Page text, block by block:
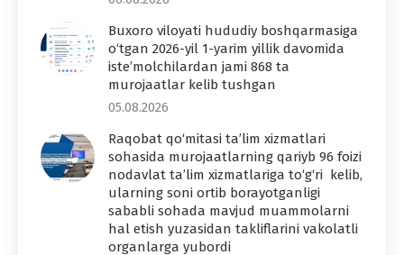
Buxoro viloyati hududiy boshqarmasiga
o‘tgan 2026-yil 1-yarim yillik davomida
iste’molchilardan jami 868 ta
murojaatlar kelib tushgan
05.08.2026
Raqobat qo‘mitasi ta’lim xizmatlari
sohasida murojaatlarning qariyb 96 foizi
nodavlat ta’lim xizmatlariga to‘g‘ri kelib,
ularning soni ortib borayotganligi
sababli sohada mavjud muammolarni
hal etish yuzasidan takliflarini vakolatli
organlarga yubordi